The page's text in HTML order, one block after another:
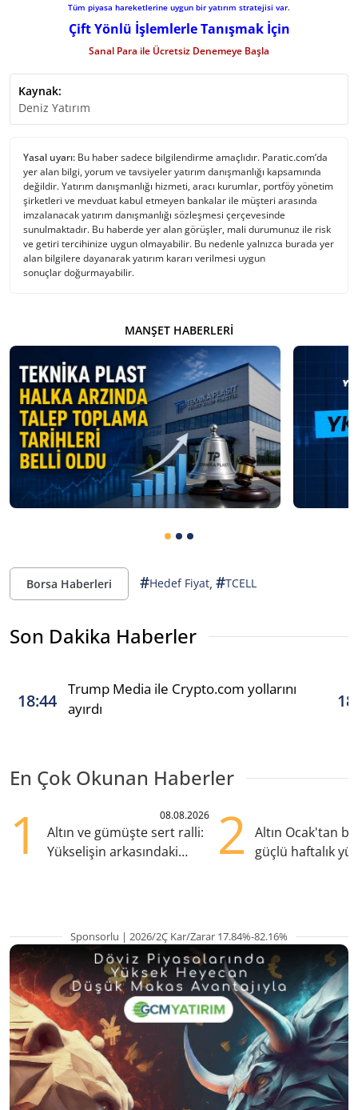
Tüm piyasa hareketlerine uygun bir yatırım stratejisi var.
Çift Yönlü İşlemlerle Tanışmak İçin
Sanal Para ile Ücretsiz Denemeye Başla
Kaynak:
Deniz Yatırım
Yasal uyarı: Bu haber sadece bilgilendirme amaçlıdır. Paratic.com’da
yer alan bilgi, yorum ve tavsiyeler yatırım danışmanlığı kapsamında
değildir. Yatırım danışmanlığı hizmeti, aracı kurumlar, portföy yönetim
şirketleri ve mevduat kabul etmeyen bankalar ile müşteri arasında
imzalanacak yatırım danışmanlığı sözleşmesi çerçevesinde
sunulmaktadır. Bu haberde yer alan görüşler, mali durumunuz ile risk
ve getiri tercihinize uygun olmayabilir. Bu nedenle yalnızca burada yer
alan bilgilere dayanarak yatırım kararı verilmesi uygun
sonuçlar doğurmayabilir.
MANŞET HABERLERI
Borsa Haberleri #Hedef Fiyat, #TCELL
Son Dakika Haberler
18:44
Trump Media ile Crypto.com yollarını
ayırdı
En Çok Okunan Haberler
1 08.08.2026
Altın ve gümüşte sert ralli:
Yükselişin arkasındaki
2
Altın Ocak'tan
güçlü haftalık
Sponsorlu | 2026/2Ç Kar/Zarar 17.84%-82.16%